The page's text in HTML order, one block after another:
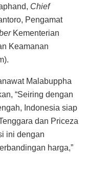
Chief
Pengamat
Kementerian
Keamanan
Malabuppha
“Seiring dengan
Indonesia siap
dan Priceza
ini dengan
harga,”